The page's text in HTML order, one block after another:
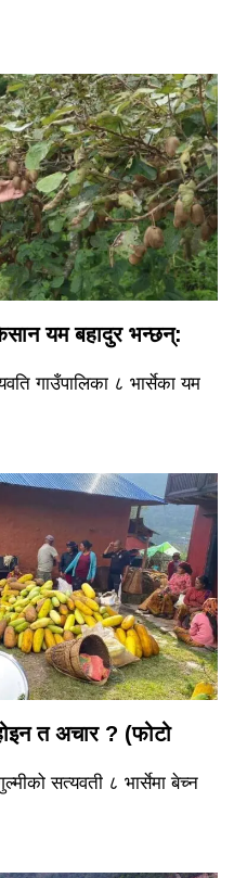
यम बहादुर भन्छन्:
गाउँपालिका ८ भार्सेका यम
त अचार ? (फोटो
सत्यवती ८ भार्सेमा बेच्न